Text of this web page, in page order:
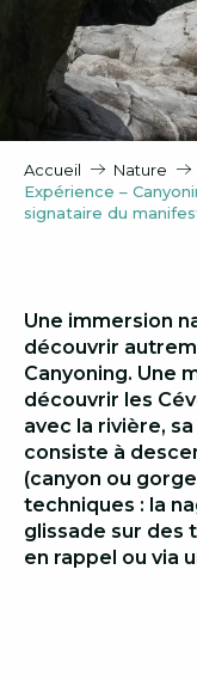
Accueil Nature
Expérience –
signataire du
Une immersion
découvrir
Canyoning. Une
découvrir les
avec la rivière,
consiste à
(canyon ou
techniques : la
glissade sur des
en rappel ou via